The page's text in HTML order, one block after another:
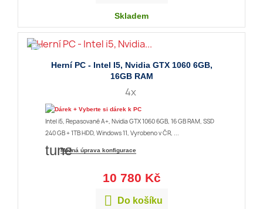
Skladem
Herní PC - Intel I5, Nvidia GTX 1060 6GB,
16GB RAM
4x
+ Vyberte si dárek k PC
Intel i5, Repasované A+, Nvidia GTX 1060 6GB, 16 GB RAM, SSD
240 GB + 1TB HDD, Windows 11, Vyrobeno v ČR, ...
tuneMožná úprava konfigurace
10 780 Kč
 Do košíku